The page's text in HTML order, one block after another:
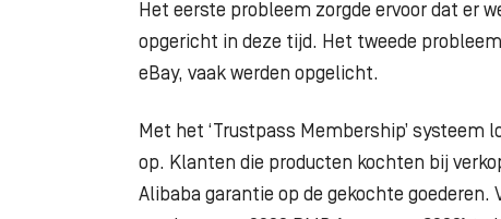
Het eerste probleem zorgde ervoor dat er
opgericht in deze tijd. Het tweede
eBay, vaak werden opgelicht.
Met het ‘Trustpass Membership’ systeem
op. Klanten die producten kochten bij
Alibaba garantie op de gekochte goederen.